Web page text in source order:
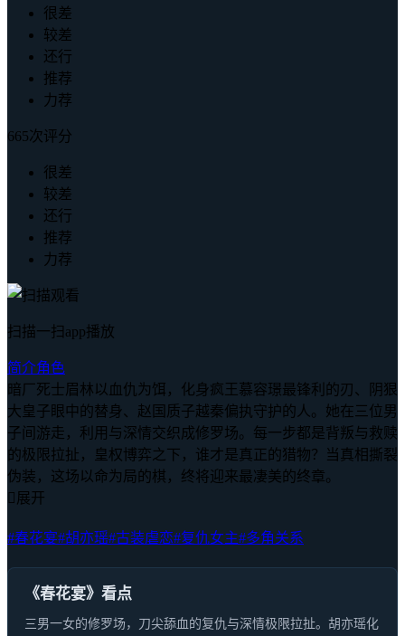
很差
较差
还行
推荐
力荐
665次评分
很差
较差
还行
推荐
力荐
扫描一扫app播放
简介角色
暗厂死士眉林以血仇为饵，化身疯王慕容璟最锋利的刃、阴狠
大皇子眼中的替身、赵国质子越秦偏执守护的人。她在三位男
子间游走，利用与深情交织成修罗场。每一步都是背叛与救赎
的极限拉扯，皇权博弈之下，谁才是真正的猎物？当真相撕裂
伪装，这场以命为局的棋，终将迎来最凄美的终章。
 展开
#春花宴#胡亦瑶#古装虐恋#复仇女主#多角关系
《春花宴》看点
三男一女的修罗场，刀尖舔血的复仇与深情极限拉扯。胡亦瑶化